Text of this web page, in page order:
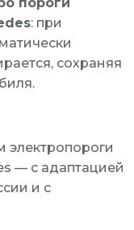
: при
сохраняя
— с адаптацией
и с